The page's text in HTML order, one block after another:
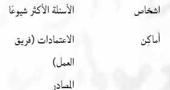
اشخاص
أَماكِن
الأسئلة الأكثر شيوعًا
الاعتمادات (فريق
العمل)
المصادر